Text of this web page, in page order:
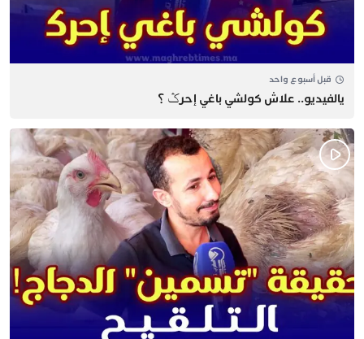
قبل أسبوع واحد
يالفيديو.. علاش كولشي باغي إحرݣ ؟